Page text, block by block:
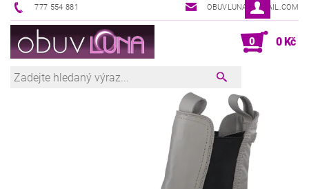
777 554 881 OBUVLUNA@GMAIL.COM
0 0 Kč